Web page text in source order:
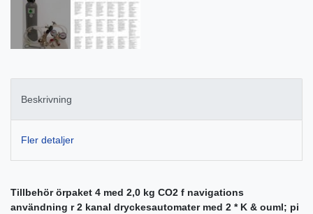
Beskrivning
Fler detaljer
Tillbehör örpaket 4 med 2,0 kg CO2 f navigations
användning r 2 kanal dryckesautomater med 2 * K & ouml; pi